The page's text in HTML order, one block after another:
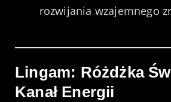
rozwijania wzajemnego
Lingam: Różdżka
Kanał Energii